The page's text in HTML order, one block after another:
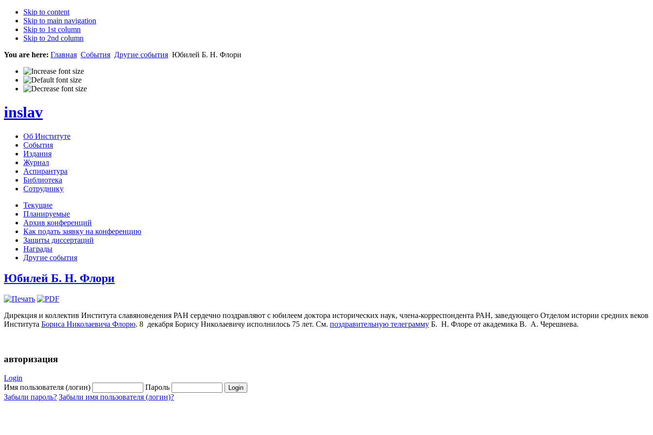
Skip to content
Skip to main navigation
Skip to 1st column
Skip to 2nd column
You are here: Главная События Другие события Юбилей Б. Н. Флори
inslav
Об Институте
События
Издания
Журнал
Аспирантура
Библиотека
Сотруднику
Текущие
Планируемые
Архив конференций
Как подать заявку на конференцию
Защиты диссертаций
Награды
Другие события
Юбилей Б. Н. Флори
Дирекция и коллектив Института славяноведения РАН сердечно поздравляют с юбилеем доктора исторических наук, члена-корреспондента РАН, заведующего Отделом истории средних веков
Института Бориса Николаевича Флорю. 8 декабря Борису Николаевичу исполнилось 75 лет. См. поздравительную телеграмму Б. Н. Флоре от академика В. А. Черешнева.
авторизация
Login
Имя пользователя (логин)
Пароль
Забыли пароль? Забыли имя пользователя (логин)?